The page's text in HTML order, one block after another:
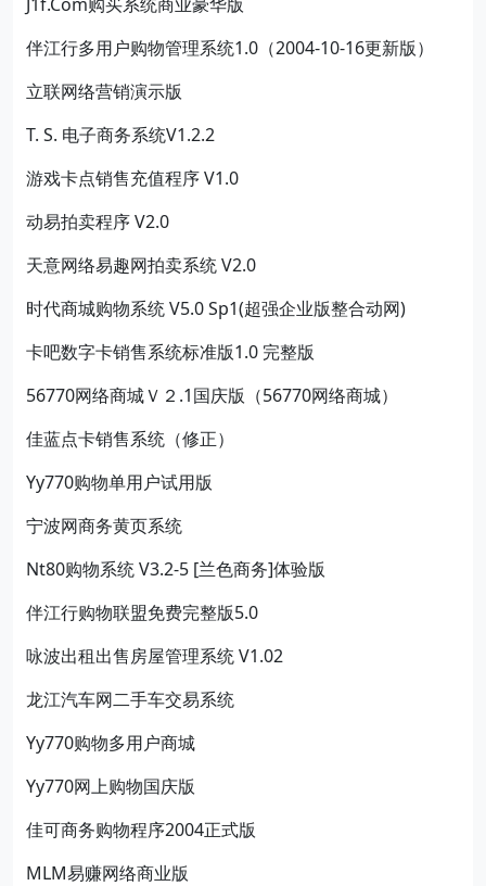
伴江行多用户购物管理系统1.0（2004-10-16更新版）
立联网络营销演示版
T. S. 电子商务系统V1.2.2
游戏卡点销售充值程序 V1.0
动易拍卖程序 V2.0
天意网络易趣网拍卖系统 V2.0
时代商城购物系统 V5.0 Sp1(超强企业版整合动网)
卡吧数字卡销售系统标准版1.0 完整版
56770网络商城Ｖ２.1国庆版（56770网络商城）
佳蓝点卡销售系统（修正）
Yy770购物单用户试用版
宁波网商务黄页系统
Nt80购物系统 V3.2-5 [兰色商务]体验版
伴江行购物联盟免费完整版5.0
咏波出租出售房屋管理系统 V1.02
龙江汽车网二手车交易系统
Yy770购物多用户商城
Yy770网上购物国庆版
佳可商务购物程序2004正式版
MLM易赚网络商业版